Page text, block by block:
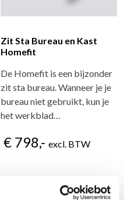
Zit Sta Bureau en Kast
Homefit
De Homefit is een bijzonder
zit sta bureau. Wanneer je je
bureau niet gebruikt, kun je
het werkblad…
€ 798,- excl. BTW